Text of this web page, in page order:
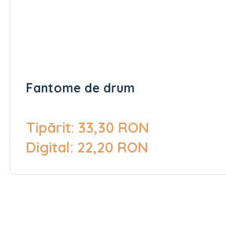
Fantome de drum
Tipărit: 33,30 RON
Digital: 22,20 RON